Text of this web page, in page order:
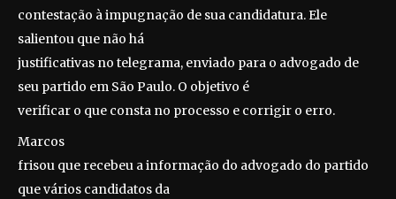
contestação à impugnação de sua candidatura. Ele
salientou que não há
justificativas no telegrama, enviado para o advogado de
seu partido em São Paulo. O objetivo é
verificar o que consta no processo e corrigir o erro.
Marcos
frisou que recebeu a informação do advogado do partido
que vários candidatos da